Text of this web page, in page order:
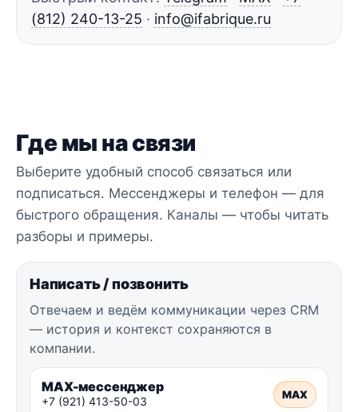
(812) 240-13-25 · info@ifabrique.ru
Где мы на связи
Выберите удобный способ связаться или
подписаться. Мессенджеры и телефон — для
быстрого обращения. Каналы — чтобы читать
разборы и примеры.
Написать / позвонить
Отвечаем и ведём коммуникации через CRM
— история и контекст сохраняются в
компании.
MAX-мессенджер
+7 (921) 413-50-03
MAX